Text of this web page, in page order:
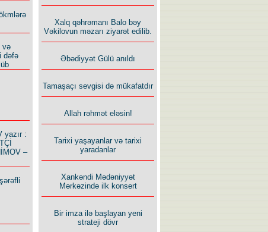
və
dəfə
yazır :
–
Xalq qəhrəmanı Balo bəy
Vəkilovun məzarı ziyarət edilib.
Əbədiyyət Gülü anıldı
Tamaşaçı sevgisi də mükafatdır
Allah rəhmət eləsin!
Tarixi yaşayanlar və tarixi
yaradanlar
Xankəndi Mədəniyyət
Mərkəzində ilk konsert
Bir imza ilə başlayan yeni
strateji dövr